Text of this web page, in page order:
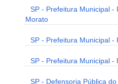
SP - Prefeitura Municipal -
Morato
SP - Prefeitura Municipal -
SP - Prefeitura Municipal -
SP - Defensoria Pública